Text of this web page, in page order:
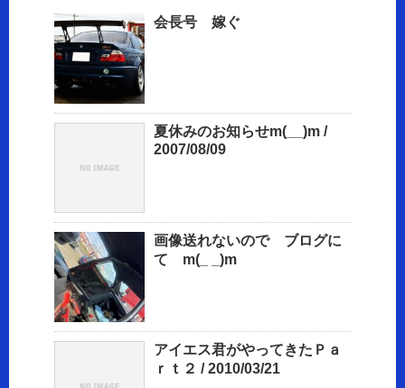
会長号 嫁ぐ
夏休みのお知らせm(__)m /
2007/08/09
画像送れないので ブログに
て m(_ _)m
アイエス君がやってきたＰａ
ｒｔ２ / 2010/03/21